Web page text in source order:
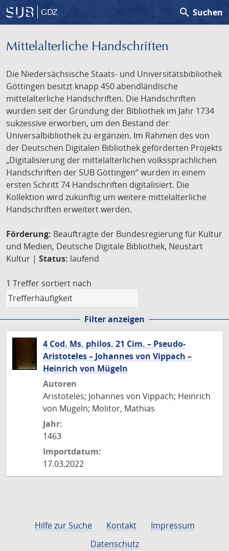
GDZ search Suchen
Mittelalterliche Handschriften
Die Niedersächsische Staats- und Universitätsbibliothek
Göttingen besitzt knapp 450 abendländische
mittelalterliche Handschriften. Die Handschriften
wurden seit der Gründung der Bibliothek im Jahr 1734
sukzessive erworben, um den Bestand der
Universalbibliothek zu ergänzen. Im Rahmen des von
der Deutschen Digitalen Bibliothek geförderten Projekts
„Digitalisierung der mittelalterlichen volkssprachlichen
Handschriften der SUB Göttingen“ wurden in einem
ersten Schritt 74 Handschriften digitalisiert. Die
Kollektion wird zukünftig um weitere mittelalterliche
Handschriften erweitert werden.
Förderung: Beauftragte der Bundesregierung für Kultur
und Medien, Deutsche Digitale Bibliothek, Neustart
Kultur | Status: laufend
1 Treffer sortiert nach
Filter anzeigen
4 Cod. Ms. philos. 21 Cim. – Pseudo-
Aristoteles – Johannes von Vippach –
Heinrich von Mügeln
Autoren
Aristoteles; Johannes von Vippach; Heinrich
von Mügeln; Molitor, Mathias
Jahr:
1463
Importdatum:
17.03.2022
Hilfe zur Suche Kontakt
Impressum
Datenschutz